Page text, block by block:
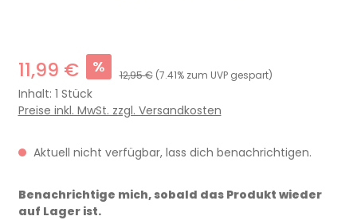
11,99 € % 12,95 € (7.41% zum UVP gespart)
Inhalt: 1 Stück
Preise inkl. MwSt. zzgl. Versandkosten
Aktuell nicht verfügbar, lass dich benachrichtigen.
Benachrichtige mich, sobald das Produkt wieder
auf Lager ist.